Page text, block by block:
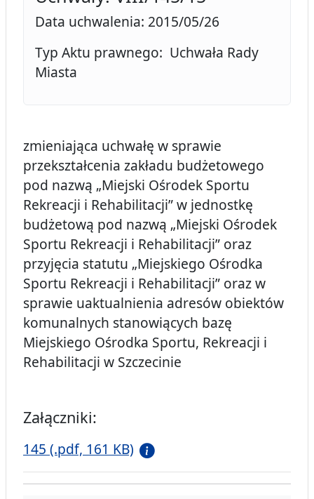
Data uchwalenia: 2015/05/26
Typ Aktu prawnego: Uchwała Rady
Miasta
zmieniająca uchwałę w sprawie
przekształcenia zakładu budżetowego
pod nazwą „Miejski Ośrodek Sportu
Rekreacji i Rehabilitacji” w jednostkę
budżetową pod nazwą „Miejski Ośrodek
Sportu Rekreacji i Rehabilitacji” oraz
przyjęcia statutu „Miejskiego Ośrodka
Sportu Rekreacji i Rehabilitacji” oraz w
sprawie uaktualnienia adresów obiektów
komunalnych stanowiących bazę
Miejskiego Ośrodka Sportu, Rekreacji i
Rehabilitacji w Szczecinie
Załączniki:
145 (.pdf, 161 KB)